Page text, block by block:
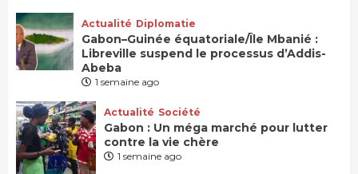
Actualité Diplomatie
Gabon–Guinée équatoriale/Île Mbanié :
Libreville suspend le processus d’Addis-
Abeba
1 semaine ago
Actualité Société
Gabon : Un méga marché pour lutter
contre la vie chère
1 semaine ago